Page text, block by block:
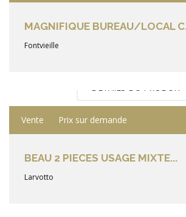
MAGNIFIQUE BUREAU/LOCAL
Fontvieille
DÉTAILS DU PRODUIT
Vente Prix sur demande
BEAU 2 PIECES USAGE MIXTE...
Larvotto